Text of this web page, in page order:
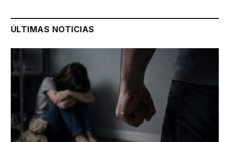
ÚLTIMAS NOTICIAS